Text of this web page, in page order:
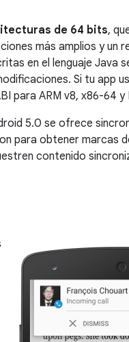
de 64 bits,
más amplios y un
en el lenguaje Java
Si tu app
para ARM v8, x86-64 y
5.0 se ofrece
para obtener marcas
contenido